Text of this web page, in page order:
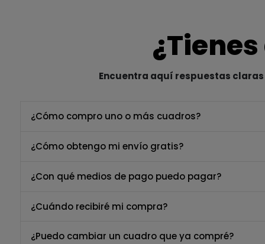
Encuentra aquí respuestas
¿Cómo compro uno o más cuadros?
¿Cómo obtengo mi envío gratis?
¿Con qué medios de pago puedo pagar?
¿Cuándo recibiré mi compra?
¿Puedo cambiar un cuadro que ya compré?